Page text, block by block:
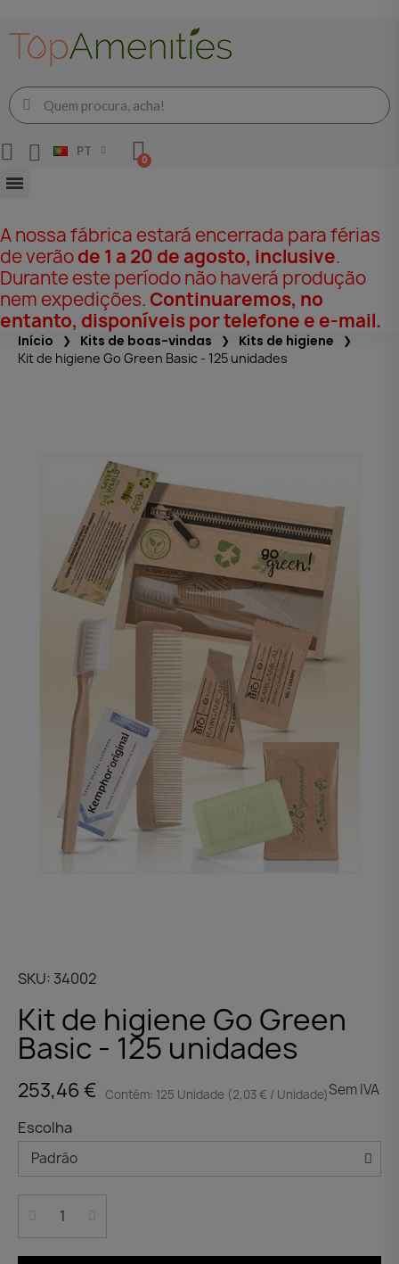
PT
A nossa fábrica estará encerrada para férias
de verãode 1 a 20 de agosto, inclusive.
Durante este período não haverá produção
nem expedições. Continuaremos, no
entanto, disponíveis por telefone e e-mail.
Início Kits de boas-vindas Kits de higiene
Kit de higiene Go Green Basic - 125 unidades
SKU 34002
Kit de higiene Go Green
Basic - 125 unidades
253,46 € Contém: 125 Unidade (2,03 € / Unidade)Sem IVA
Escolha